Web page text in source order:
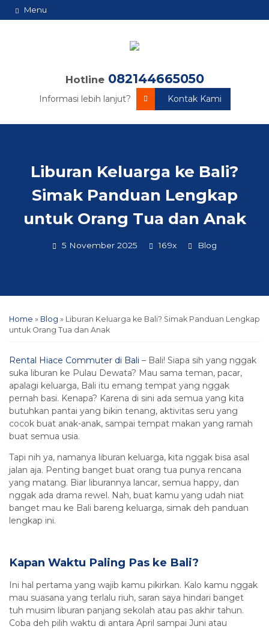
Menu
Hotline 082144665050
Informasi lebih lanjut? Kontak Kami
Liburan Keluarga ke Bali?
Simak Panduan Lengkap
untuk Orang Tua dan Anak
5 November 2025 169x Blog
Home » Blog » Liburan Keluarga ke Bali? Simak Panduan Lengkap
untuk Orang Tua dan Anak
Rental Hiace Commuter di Bali – Bali! Siapa sih yang nggak
suka liburan ke Pulau Dewata? Mau sama teman, pacar,
apalagi keluarga, Bali itu emang tempat yang nggak
pernah basi. Kenapa? Karena di sini ada semua yang kita
butuhkan pantai yang bikin tenang, aktivitas seru yang
cocok buat anak-anak, sampai tempat makan yang ramah
buat semua usia.
Tapi nih ya, namanya liburan keluarga, kita nggak bisa asal
jalan aja. Penting banget buat orang tua punya rencana
yang matang. Biar liburannya lancar, semua happy, dan
nggak ada drama rewel. Nah, buat kamu yang udah niat
banget mau ke Bali bareng keluarga, simak deh panduan
lengkap ini.
Kapan Waktu Paling Pas ke Bali?
Ini hal pertama yang wajib kamu pikirkan. Kalo kamu nggak
mau suasana yang terlalu riuh, saran saya hindari banget
tuh musim liburan panjang sekolah atau pas akhir tahun.
Coba deh pilih waktu di antara April sampai Juni atau